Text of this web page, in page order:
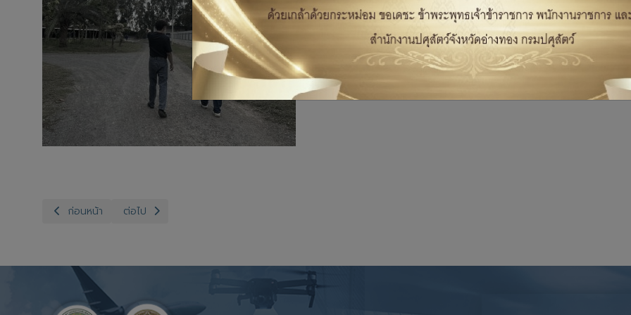
เนื้อหาก่อนหน้า: สำนักงานปศุสัตว์จังหวัดอ่างทอง กลุ่มพัฒนาสุขภาพสัตว์ สำนักงานปศุสัตว์อำเภอวิเศษชัยชาญ ออกหน่วยสัตวแพทย์เคลื่อ
ก่อนหน้า เนื้อหาถัดไป: สำนักงานปศุสัตว์อำเภอวิเศษชัยชาญออกพื้นที่เจาะเลือดสุกรเก็บตัวอย่างซีรั่มเพื่อเฝ้าระวังโรคASF
ต่อไป